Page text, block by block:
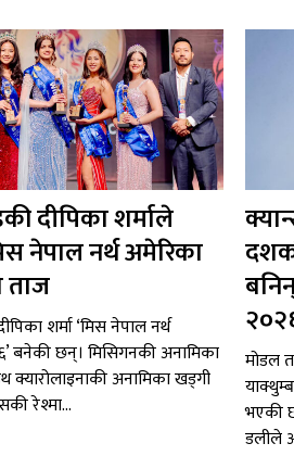
दीपिका शर्माले
नेपाल नर्थ अमेरिका
ताज
शर्मा ‘मिस नेपाल नर्थ
बनेकी छन्। मिसिगनकी अनामिका
क्यारोलाइनाकी अनामिका खड्गी
रेश्मा...
मोडल
भएकी
डलीले